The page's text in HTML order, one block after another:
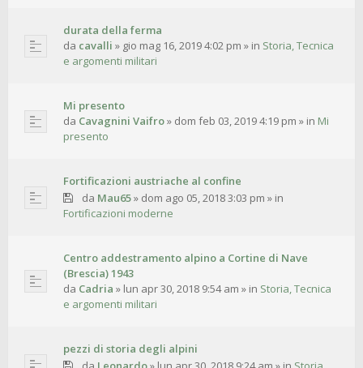
durata della ferma
da cavalli » gio mag 16, 2019 4:02 pm » in Storia, Tecnica
e argomenti militari
Mi presento
da Cavagnini Vaifro» dom feb 03, 2019 4:19 pm » in Mi
presento
Fortificazioni austriache al confine
da Mau65» dom ago 05, 2018 3:03 pm » in
Fortificazioni moderne
Centro addestramento alpino a Cortine di Nave
(Brescia) 1943
da Cadria » lun apr 30, 2018 9:54 am » in Storia, Tecnica
e argomenti militari
pezzi di storia degli alpini